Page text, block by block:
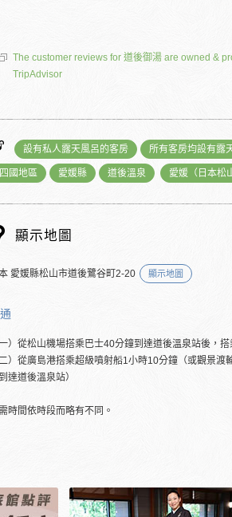
The customer reviews for 道後御湯 are owned &
TripAdvisor
設有私人露天風呂的客房 所有客房均設有露
四國地區 愛媛縣 道後溫泉 愛媛（日本松
顯示地圖
愛媛縣松山市道後鷺谷町2-20 顯示地圖
一）從松山機場搭乘巴士40分鐘到達道後溫泉站後，
二）從廣島港搭乘超級噴射船1小時10分鐘（或觀景
達道後溫泉站）
時間依時段而略有不同。